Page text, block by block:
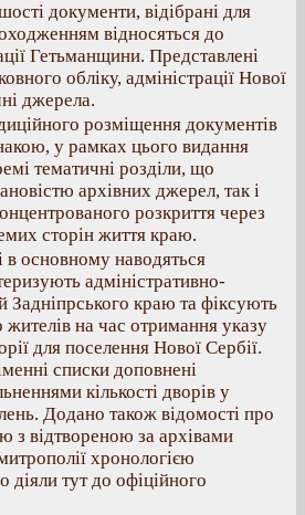
документи, відібрані для
відносяться до
Гетьманщини. Представлені
обліку, адміністрації Нової
джерела.
розміщення документів
у рамках цього видання
тематичні розділи, що
архівних джерел, так і
розкриття через
сторін життя краю.
основному наводяться
адміністративно-
Задніпрського краю та фіксують
на час отримання указу
для поселення Нової Сербії.
списки доповнені
кількості дворів у
Додано також відомості про
з відтвореною за архівами
хронологією
діяли тут до офіційного